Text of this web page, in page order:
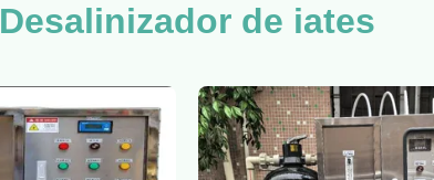
Desalinizador de iates